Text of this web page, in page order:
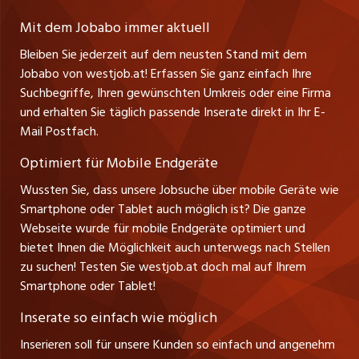
Lehrstellen
Führungspositionen
Management / Kader-Jobs
jobmittelland.ch
jobbern.ch
jobbasel.ch
zentraljob.ch
myjob.ch
schaffu.ch (VS)
ajourjob.ch
russmedia.com
vol.at
A-6858 Schwarzach
Stefan Spötl
Tel. +43 664 39 47 47 7
Leiter westjob.at
Andrea Graf
Tel. +43 664 20 30 02 1
Verkauf und Beratung
Mit dem Jobabo immer aktuell
Bleiben Sie jederzeit auf dem neusten Stand mit dem
Jobabo von westjob.at! Erfassen Sie ganz einfach Ihre
Suchbegriffe, Ihren gewünschten Umkreis oder eine Firma
und erhalten Sie täglich passende Inserate direkt in Ihr E-
Mail Postfach.
Optimiert für Mobile Endgeräte
Wussten Sie, dass unsere Jobsuche über mobile Geräte wie
Smartphone oder Tablet auch möglich ist? Die ganze
Webseite wurde für mobile Endgeräte optimiert und
bietet Ihnen die Möglichkeit auch unterwegs nach Stellen
zu suchen! Testen Sie westjob.at doch mal auf Ihrem
Smartphone oder Tablet!
Inserate so einfach wie möglich
Inserieren soll für unsere Kunden so einfach und angenehm